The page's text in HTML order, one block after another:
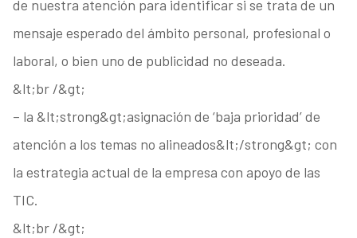
de nuestra atención para identificar si se trata de un
mensaje esperado del ámbito personal, profesional o
laboral, o bien uno de publicidad no deseada.
&lt;br /&gt;
– la &lt;strong&gt;asignación de ‘baja prioridad’ de
atención a los temas no alineados&lt;/strong&gt; con
la estrategia actual de la empresa con apoyo de las
TIC.
&lt;br /&gt;